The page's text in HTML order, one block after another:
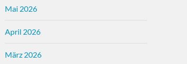
Mai 2026
April 2026
März 2026